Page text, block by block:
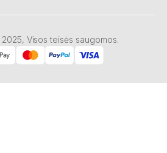
Visos teisės saugomos.